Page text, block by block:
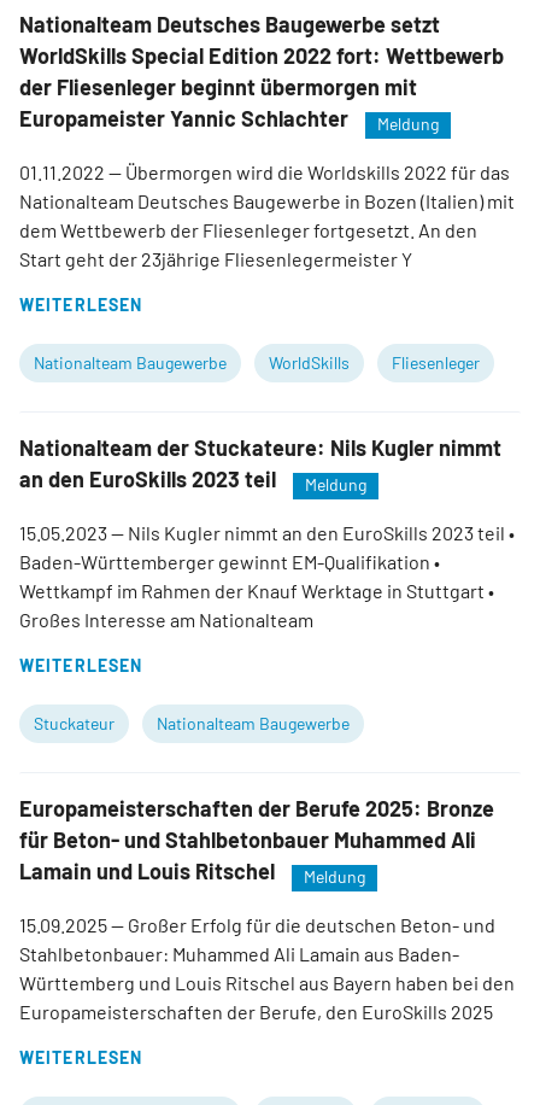
Nationalteam Deutsches Baugewerbe setzt
WorldSkills Special Edition 2022 fort: Wettbewerb
der Fliesenleger beginnt übermorgen mit
Europameister Yannic Schlachter
Meldung
01.11.2022 — Übermorgen wird die Worldskills 2022 für das
Nationalteam Deutsches Baugewerbe in Bozen (Italien) mit
dem Wettbewerb der Fliesenleger fortgesetzt. An den
Start geht der 23jährige Fliesenlegermeister Y
WEITERLESEN
Nationalteam Baugewerbe WorldSkills Fliesenleger
Nationalteam der Stuckateure: Nils Kugler nimmt
an den EuroSkills 2023 teil
Meldung
15.05.2023— Nils Kugler nimmt an den EuroSkills 2023 teil •
Baden-Württemberger gewinnt EM-Qualifikation •
Wettkampf im Rahmen der Knauf Werktage in Stuttgart •
Großes Interesse am Nationalteam
WEITERLESEN
Stuckateur Nationalteam Baugewerbe
Europameisterschaften der Berufe 2025: Bronze
für Beton- und Stahlbetonbauer Muhammed Ali
Lamain und Louis Ritschel
Meldung
15.09.2025— Großer Erfolg für die deutschen Beton- und
Stahlbetonbauer: Muhammed Ali Lamain aus Baden-
Württemberg und Louis Ritschel aus Bayern haben bei den
Europameisterschaften der Berufe, den EuroSkills 2025
WEITERLESEN